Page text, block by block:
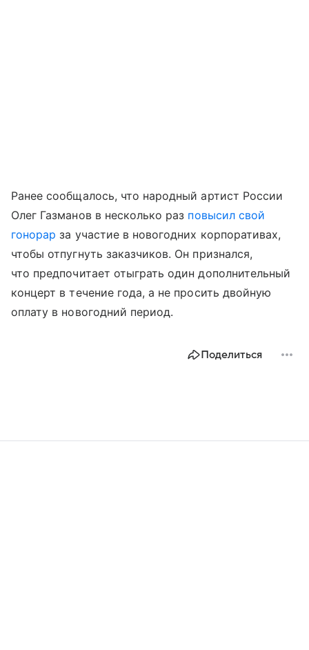
Ранее сообщалось, что народный артист России
Олег Газманов в несколько раз повысил свой
гонорар за участие в новогодних корпоративах,
чтобы отпугнуть заказчиков. Он признался,
что предпочитает отыграть один дополнительный
концерт в течение года, а не просить двойную
оплату в новогодний период.
Поделиться